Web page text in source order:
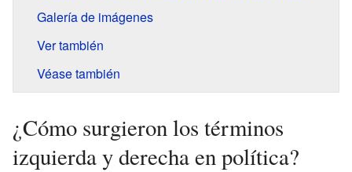
Galería de imágenes
Ver también
Véase también
¿Cómo surgieron los términos
izquierda y derecha en política?